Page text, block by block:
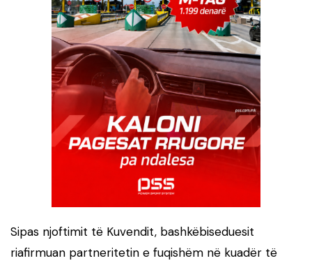
Sipas njoftimit të Kuvendit, bashkëbiseduesit
riafirmuan partneritetin e fuqishëm në kuadër të